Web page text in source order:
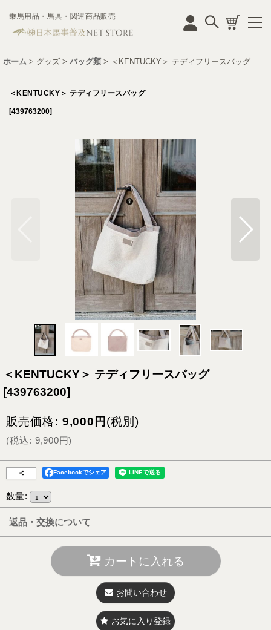
乗馬用品・馬具・関連商品販売
ホーム > グッズ > バッグ類 > ＜KENTUCKY＞ テディフリースバッグ
＜KENTUCKY＞ テディフリースバッグ
[439763200]
＜KENTUCKY＞ テディフリースバッグ
[439763200]
販売価格: 9,000 円 (税別)
(税込: 9,900円)
Facebookでシェア
数量:
返品・交換について
カートに入れる
お問い合わせ
お気に入り登録